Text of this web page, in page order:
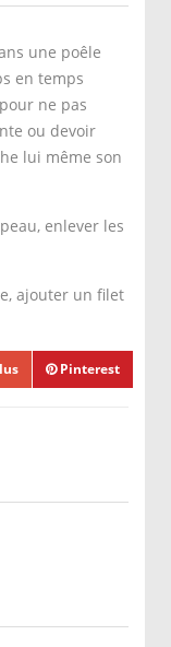
une poêle
en temps
ne pas
ou devoir
lui même son
enlever les
ajouter un filet
Pinterest